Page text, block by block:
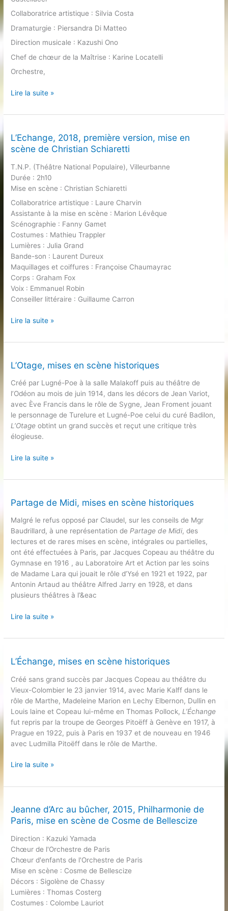
de
Paris
Collaboratrice artistique : Silvia Costa
Dramaturgie : Piersandra Di Matteo
Direction musicale : Kazushi Ono
Chef de chœur de la Maîtrise : Karine Locatelli
Orchestre,
Jeanne
au
2014,
Opéra
Lyon,
Romeo
Castellucci
Lire la suite »
L’Echange, 2018, première version, mise en
scène de Christian Schiaretti
T.N.P. (Théâtre National Populaire), Villeurbanne
Durée : 2h10
Mise en scène : Christian Schiaretti
Collaboratrice artistique : Laure Charvin
Assistante à la mise en scène : Marion Lévêque
Scénographie : Fanny Gamet
Costumes : Mathieu Trappler
Lumières : Julia Grand
Bande-son : Laurent Dureux
Maquillages et coiffures : Françoise Chaumayrac
Corps : Graham Fox
Voix : Emmanuel Robin
Conseiller littéraire : Guillaume Carron
L’Echange,
première
mise
scène
de
Christian
Schiaretti
Lire la suite »
L’Otage, mises en scène historiques
Créé par Lugné-Poe à la salle Malakoff puis au théâtre de
l’Odéon au mois de juin 1914, dans les décors de Jean Variot,
avec Ève Francis dans le rôle de Sygne, Jean Froment jouant
le personnage de Turelure et Lugné-Poe celui du curé Badilon,
L’Otageobtint un grand succès et reçut une critique très
élogieuse.
L’Otage,
en
historiques
Lire la suite »
Partage de Midi, mises en scène historiques
Malgré le refus opposé par Claudel, sur les conseils de Mgr
Baudrillard, à une représentation dePartage de Midi, des
lectures et de rares mises en scène, intégrales ou partielles,
ont été effectuées à Paris, par Jacques Copeau au théâtre du
Gymnase en 1916 , au Laboratoire Art et Action par les soins
de Madame Lara qui jouait le rôle d’Ysé en 1921 et 1922, par
Antonin Artaud au théâtre Alfred Jarry en 1928, et dans
plusieurs théâtres à l’&eac
Partage
Midi,
en
historiques
Lire la suite »
L’Échange, mises en scène historiques
Créé sans grand succès par Jacques Copeau au théâtre du
Vieux-Colombier le 23 janvier 1914, avec Marie Kalff dans le
rôle de Marthe, Madeleine Marion en Lechy Elbernon, Dullin en
Louis laine et Copeau lui-même en Thomas Pollock, L’Échange
fut repris par la troupe de Georges Pitoëff à Genève en 1917, à
Prague en 1922, puis à Paris en 1937 et de nouveau en 1946
avec Ludmilla Pitoëff dans le rôle de Marthe.
L’Échange,
en
historiques
Lire la suite »
Jeanne d’Arc au bûcher, 2015, Philharmonie de
Paris, mise en scène de Cosme de Bellescize
Direction : Kazuki Yamada
Chœur de l'Orchestre de Paris
Chœur d'enfants de l'Orchestre de Paris
Mise en scène : Cosme de Bellescize
Décors : Sigolène de Chassy
Lumières : Thomas Costerg
Costumes : Colombe Lauriot